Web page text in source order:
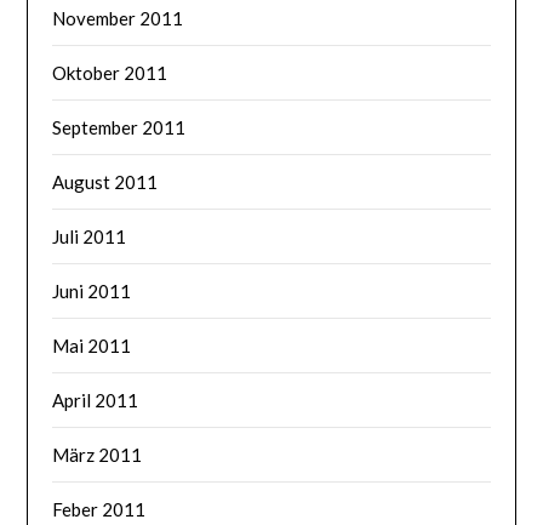
November 2011
Oktober 2011
September 2011
August 2011
Juli 2011
Juni 2011
Mai 2011
April 2011
März 2011
Feber 2011